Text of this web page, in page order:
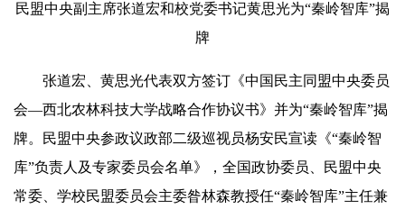
民盟中央副主席张道宏和校党委书记黄思光为“秦岭智库”揭
牌
张道宏、黄思光代表双方签订《中国民主同盟中央委员
会—西北农林科技大学战略合作协议书》并为“秦岭智库”揭
牌。民盟中央参政议政部二级巡视员杨安民宣读《“秦岭智
库”负责人及专家委员会名单》，全国政协委员、民盟中央
常委、学校民盟委员会主委昝林森教授任“秦岭智库”主任兼